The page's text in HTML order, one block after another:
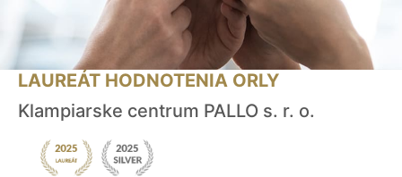
LAUREÁT HODNOTENIA ORLY
Klampiarske centrum PALLO s. r. o.